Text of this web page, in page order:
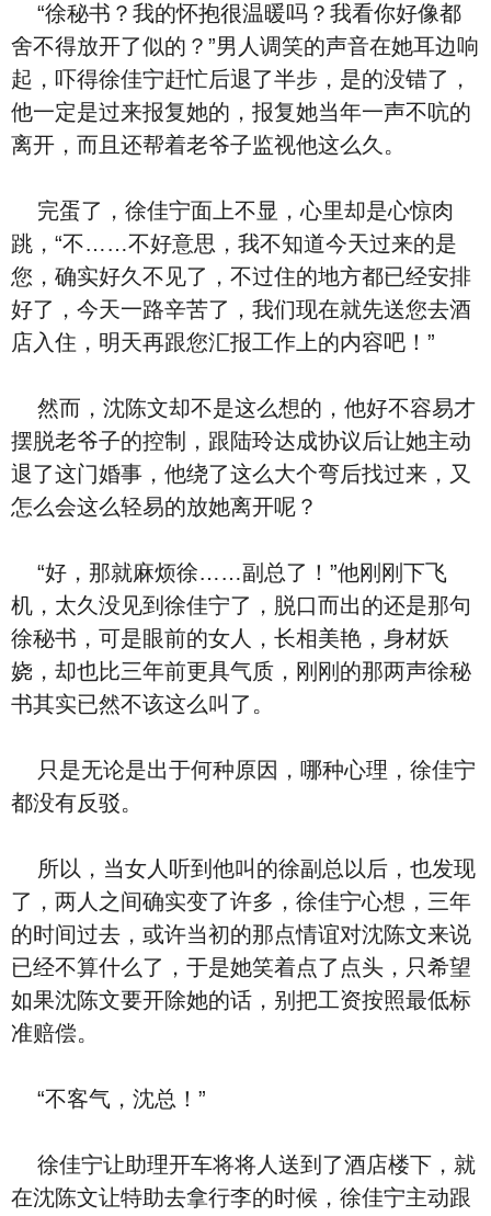
“徐秘书？我的怀抱很温暖吗？我看你好像都
舍不得放开了似的？”男人调笑的声音在她耳边响
起，吓得徐佳宁赶忙后退了半步，是的没错了，
他一定是过来报复她的，报复她当年一声不吭的
离开，而且还帮着老爷子监视他这么久。
完蛋了，徐佳宁面上不显，心里却是心惊肉
跳，“不……不好意思，我不知道今天过来的是
您，确实好久不见了，不过住的地方都已经安排
好了，今天一路辛苦了，我们现在就先送您去酒
店入住，明天再跟您汇报工作上的内容吧！”
然而，沈陈文却不是这么想的，他好不容易才
摆脱老爷子的控制，跟陆玲达成协议后让她主动
退了这门婚事，他绕了这么大个弯后找过来，又
怎么会这么轻易的放她离开呢？
“好，那就麻烦徐……副总了！”他刚刚下飞
机，太久没见到徐佳宁了，脱口而出的还是那句
徐秘书，可是眼前的女人，长相美艳，身材妖
娆，却也比三年前更具气质，刚刚的那两声徐秘
书其实已然不该这么叫了。
只是无论是出于何种原因，哪种心理，徐佳宁
都没有反驳。
所以，当女人听到他叫的徐副总以后，也发现
了，两人之间确实变了许多，徐佳宁心想，三年
的时间过去，或许当初的那点情谊对沈陈文来说
已经不算什么了，于是她笑着点了点头，只希望
如果沈陈文要开除她的话，别把工资按照最低标
准赔偿。
“不客气，沈总！”
徐佳宁让助理开车将将人送到了酒店楼下，就
在沈陈文让特助去拿行李的时候，徐佳宁主动跟